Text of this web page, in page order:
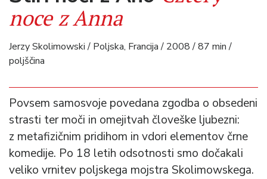
noce z Anna
Jerzy Skolimowski / Poljska, Francija / 2008 / 87 min /
poljščina
Povsem samosvoje povedana zgodba o obsedeni
strasti ter moči in omejitvah človeške ljubezni:
z metafizičnim pridihom in vdori elementov črne
komedije. Po 18 letih odsotnosti smo dočakali
veliko vrnitev poljskega mojstra Skolimowskega.